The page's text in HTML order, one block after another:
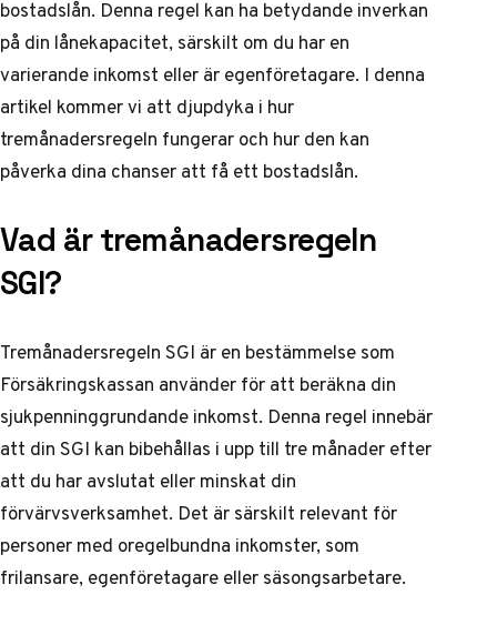
bostadslån. Denna regel kan ha betydande inverkan
på din lånekapacitet, särskilt om du har en
varierande inkomst eller är egenföretagare. I denna
artikel kommer vi att djupdyka i hur
tremånadersregeln fungerar och hur den kan
påverka dina chanser att få ett bostadslån.
Vad är tremånadersregeln
SGI?
Tremånadersregeln SGI är en bestämmelse som
Försäkringskassan använder för att beräkna din
sjukpenninggrundande inkomst. Denna regel innebär
att din SGI kan bibehållas i upp till tre månader efter
att du har avslutat eller minskat din
förvärvsverksamhet. Det är särskilt relevant för
personer med oregelbundna inkomster, som
frilansare, egenföretagare eller säsongsarbetare.